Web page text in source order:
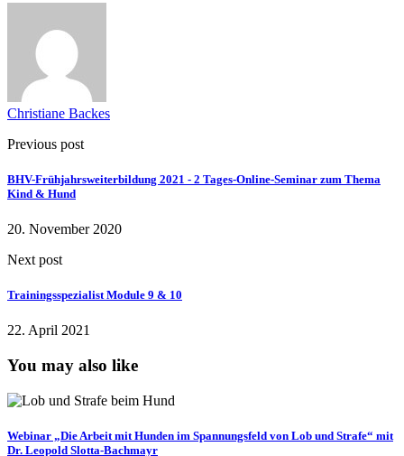
Christiane Backes
Previous post
BHV-Frühjahrsweiterbildung 2021 - 2 Tages-Online-Seminar zum Thema
Kind & Hund
20. November 2020
Next post
Trainingsspezialist Module 9 & 10
22. April 2021
You may also like
Webinar „Die Arbeit mit Hunden im Spannungsfeld von Lob und Strafe“ mit
Dr. Leopold Slotta-Bachmayr